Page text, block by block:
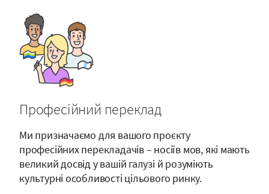
Професійний переклад
Ми призначаємо для вашого проєкту
професійних перекладачів – носіїв мов, які мають
великий досвід у вашій галузі й розуміють
культурні особливості цільового ринку.